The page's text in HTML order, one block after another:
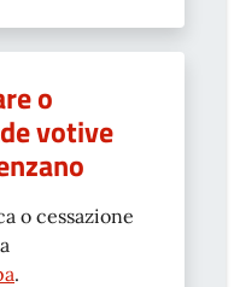
o
votive
o cessazione
.